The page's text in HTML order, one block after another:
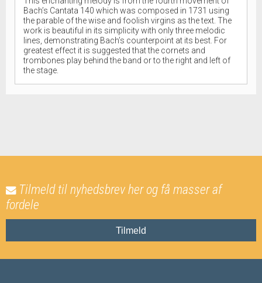
Bach’s Cantata 140 which was composed in 1731 using
the parable of the wise and foolish virgins as the text. The
work is beautiful in its simplicity with only three melodic
lines, demonstrating Bach’s counterpoint at its best. For
greatest effect it is suggested that the cornets and
trombones play behind the band or to the right and left of
the stage.
Tilmeld til nyhedsbrev her og få masser af
fordele
Tilmeld